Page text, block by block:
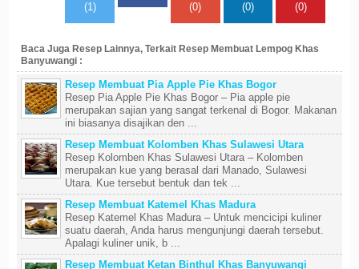
(1)
(0)
(0)
(0)
Baca Juga Resep Lainnya, Terkait Resep Membuat Lempog Khas
Banyuwangi :
Resep Membuat Pia Apple Pie Khas Bogor
Resep Pia Apple Pie Khas Bogor – Pia apple pie
merupakan sajian yang sangat terkenal di Bogor. Makanan
ini biasanya disajikan den ...
Resep Membuat Kolomben Khas Sulawesi Utara
Resep Kolomben Khas Sulawesi Utara – Kolomben
merupakan kue yang berasal dari Manado, Sulawesi
Utara. Kue tersebut bentuk dan tek ...
Resep Membuat Katemel Khas Madura
Resep Katemel Khas Madura – Untuk mencicipi kuliner
suatu daerah, Anda harus mengunjungi daerah tersebut.
Apalagi kuliner unik, b ...
Resep Membuat Ketan Binthul Khas Banyuwangi